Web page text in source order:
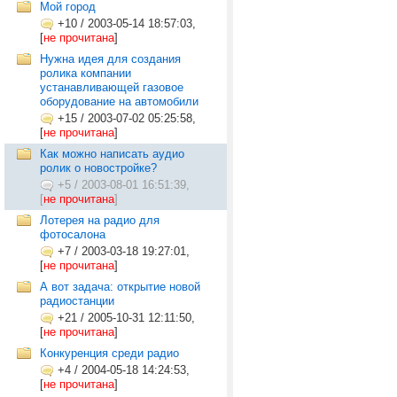
Мой город
+10 / 2003-05-14 18:57:03,
[не прочитана]
Нужна идея для создания
ролика компании
устанавливающей газовое
оборудование на автомобили
+15 / 2003-07-02 05:25:58,
[не прочитана]
Как можно написать аудио
ролик о новостройке?
+5 / 2003-08-01 16:51:39,
[не прочитана]
Лотерея на радио для
фотосалона
+7 / 2003-03-18 19:27:01,
[не прочитана]
А вот задача: открытие новой
радиостанции
+21 / 2005-10-31 12:11:50,
[не прочитана]
Конкуренция среди радио
+4 / 2004-05-18 14:24:53,
[не прочитана]